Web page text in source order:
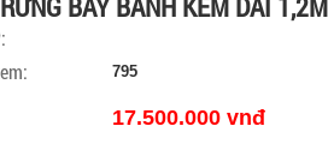
795
17.500.000 vnđ